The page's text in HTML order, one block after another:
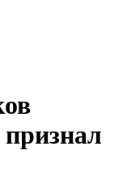
признал